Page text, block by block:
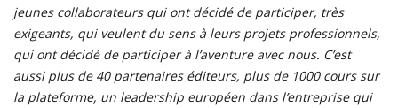
jeunes collaborateurs qui ont décidé de participer, très
exigeants, qui veulent du sens à leurs projets professionnels,
qui ont décidé de participer à l’aventure avec nous. C’est
aussi plus de 40 partenaires éditeurs, plus de 1000 cours sur
la plateforme, un leadership européen dans l’entreprise qui